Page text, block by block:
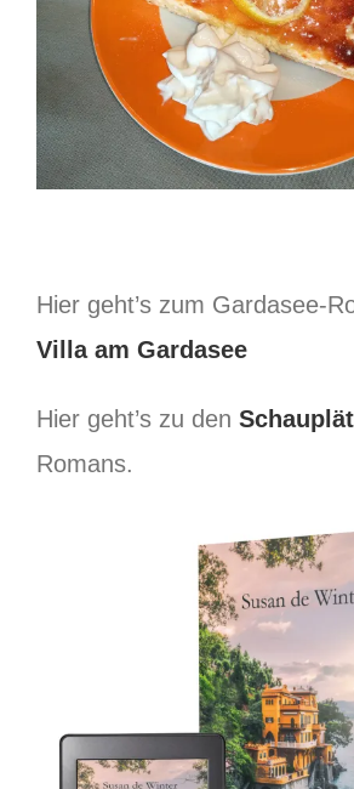
Hier geht’s zum Gardasee-
Villa am Gardasee
Hier geht’s zu den
Romans.